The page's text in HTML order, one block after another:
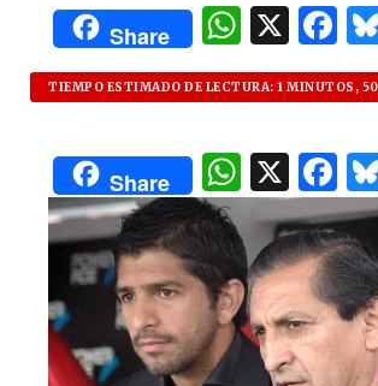
Share
W
h
at
s
A
p
p
X F
a
c
e
b
o
o
k
TIEMPO ESTIMADO DE LECTURA: 1 MINUTOS,
Share
W
h
at
s
A
p
X F
a
c
e
b
o